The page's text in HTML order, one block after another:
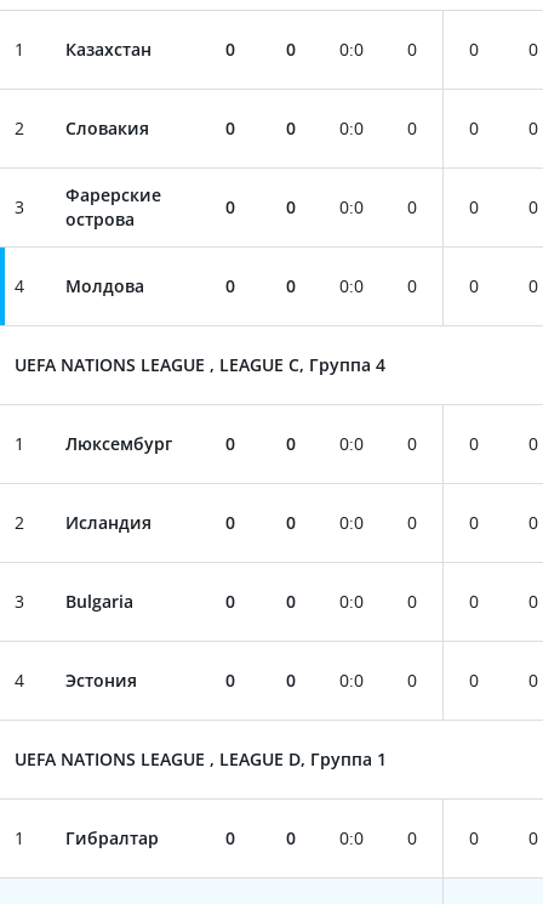
1 Казахстан 0 0 0:0 0 0 0
2 Словакия 0 0 0:0 0 0 0
3
Фарерские
острова
0 0 0:0 0 0 0
4 Молдова 0 0 0:0 0 0 0
UEFA NATIONS LEAGUE , LEAGUE C, Группа 4
1 Люксембург 0 0 0:0 0 0 0
2 Исландия 0 0 0:0 0 0 0
3 Bulgaria 0 0 0:0 0 0 0
4 Эстония 0 0 0:0 0 0 0
UEFA NATIONS LEAGUE , LEAGUE D, Группа 1
1 Гибралтар 0 0 0:0 0 0 0